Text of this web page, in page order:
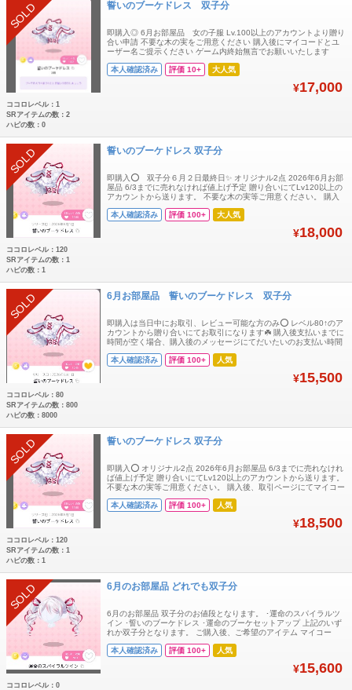
SOLD 誓いのブーケドレス 双子分
即購入◎ 6月お部屋品 女の子服 Lv.100以上のアカウントより贈り
合い申請 不要な木の実をご用意ください 購入後にマイコードとユ
ーザー名ご提示ください ゲーム内終始無言でお願いいたします
本人確認済み 評価 10+ 大人気
¥17,000
ココロレベル：1
SRアイテムの数：2
ハピの数：0
SOLD 誓いのブーケドレス 双子分
即購入⭕️ 双子分６月２日最終日✨ オリジナル2点 2026年6月お部
屋品 6/3までに売れなければ値上げ予定 贈り合いにてLv120以上の
アカウントから送ります。 不要な木の実等ご用意ください。 購入
本人確認済み
評価 100+ 大人気
¥18,000
ココロレベル：120
SRアイテムの数：1
ハピの数：1
SOLD 6月お部屋品 誓いのブーケドレス 双子分
即購入は当日中にお取引、レビュー可能な方のみ⭕️ レベル80↑のア
カウントから贈り合いにてお取引になります☘️ 購入後支払いまでに
時間が空く場合、購入後のメッセージにてだいたいのお支払い時間
本人確認済み
評価 100+ 人気
¥15,500
ココロレベル：80
SRアイテムの数：800
ハピの数：8000
SOLD 誓いのブーケドレス 双子分
即購入⭕️ オリジナル2点 2026年6月お部屋品 6/3までに売れなけれ
ば値上げ予定 贈り合いにてLv120以上のアカウントから送ります。
不要な木の実等ご用意ください。 購入後、取引ページにてマイコー
本人確認済み
評価 100+ 人気
¥18,500
ココロレベル：120
SRアイテムの数：1
ハピの数：1
SOLD 6月のお部屋品 どれでも双子分
6月のお部屋品 双子分のお値段となります。 ･運命のスパイラルツ
イン ･誓いのブーケドレス ･運命のブーケセットアップ 上記のいず
れか双子分となります。 ご購入後、ご希望のアイテム マイコー
本人確認済み
評価 100+ 人気
¥15,600
ココロレベル：0